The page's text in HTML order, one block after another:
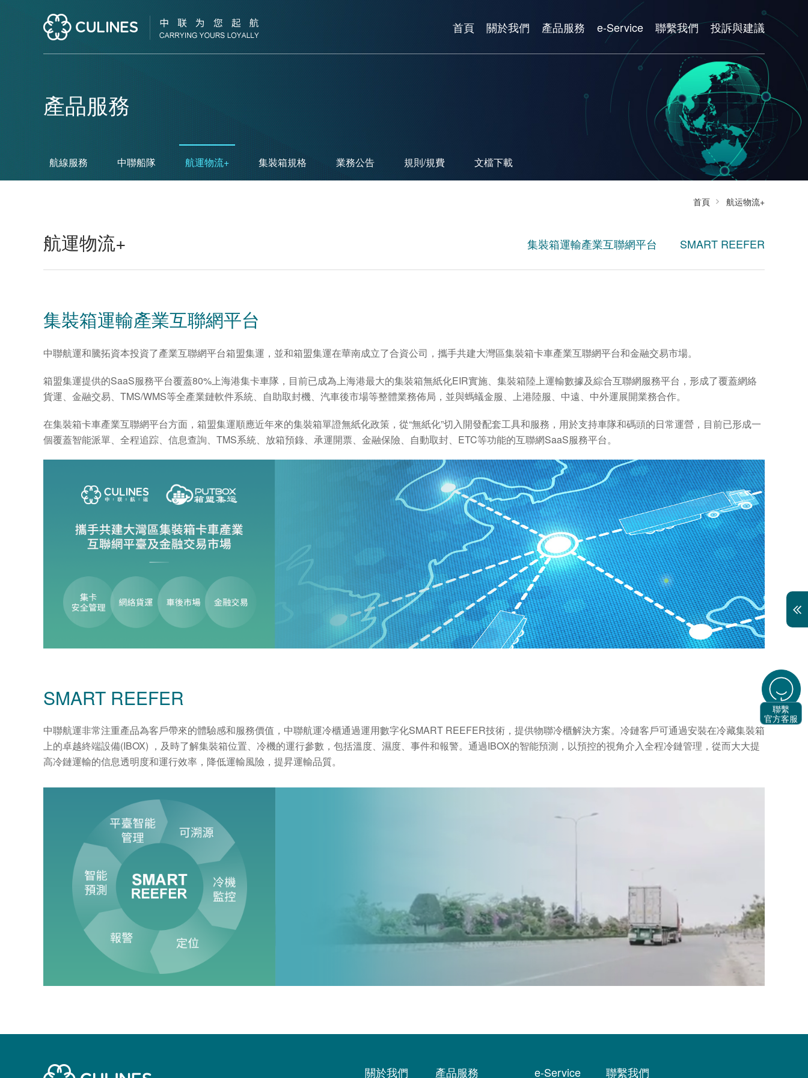
首頁 關於我們 產品服務 e-Service 聯繫我們 投訴與建議
產品服務
航線服務 中聯船隊 航運物流+ 集裝箱規格 業務公告 規則/規費 文檔下載
首頁 航运物流+
航運物流+ 集裝箱運輸產業互聯網平台 SMART REEFER
集裝箱運輸產業互聯網平台
中聯航運和騰拓資本投資了產業互聯網平台箱盟集運，並和箱盟集運在華南成立了合資公司，攜手共建大灣區集裝箱卡車產業互聯網平台和金融交易市場。
箱盟集運提供的SaaS服務平台覆蓋80%上海港集卡車隊，目前已成為上海港最大的集裝箱無紙化EIR實施、集裝箱陸上運輸數據及綜合互聯網服務平台，形成了覆蓋網絡
貨運、金融交易、TMS/WMS等全產業鏈軟件系統、自助取封機、汽車後市場等整體業務佈局，並與螞蟻金服、上港陸服、中遠、中外運展開業務合作。
在集裝箱卡車產業互聯網平台方面，箱盟集運順應近年來的集裝箱單證無紙化政策，從“無紙化”切入開發配套工具和服務，用於支持車隊和碼頭的日常運營，目前已形成一
個覆蓋智能派單、全程追踪、信息查詢、TMS系統、放箱預錄、承運開票、金融保險、自動取封、ETC等功能的互聯網SaaS服務平台。
SMART REEFER
中聯航運非常注重產品為客戶帶來的體驗感和服務價值，中聯航運冷櫃通過運用數字化SMART REEFER技術，提供物聯冷櫃解決方案。冷鏈客戶可通過安裝在冷藏集裝箱
上的卓越終端設備(IBOX) ，及時了解集裝箱位置、冷機的運行參數，包括溫度、濕度、事件和報警。通過IBOX的智能預測，以預控的視角介入全程冷鏈管理，從而大大提
高冷鏈運輸的信息透明度和運行效率，降低運輸風險，提昇運輸品質。
關於我們 產品服務 e-Service 聯繫我們
聯繫
官方客服